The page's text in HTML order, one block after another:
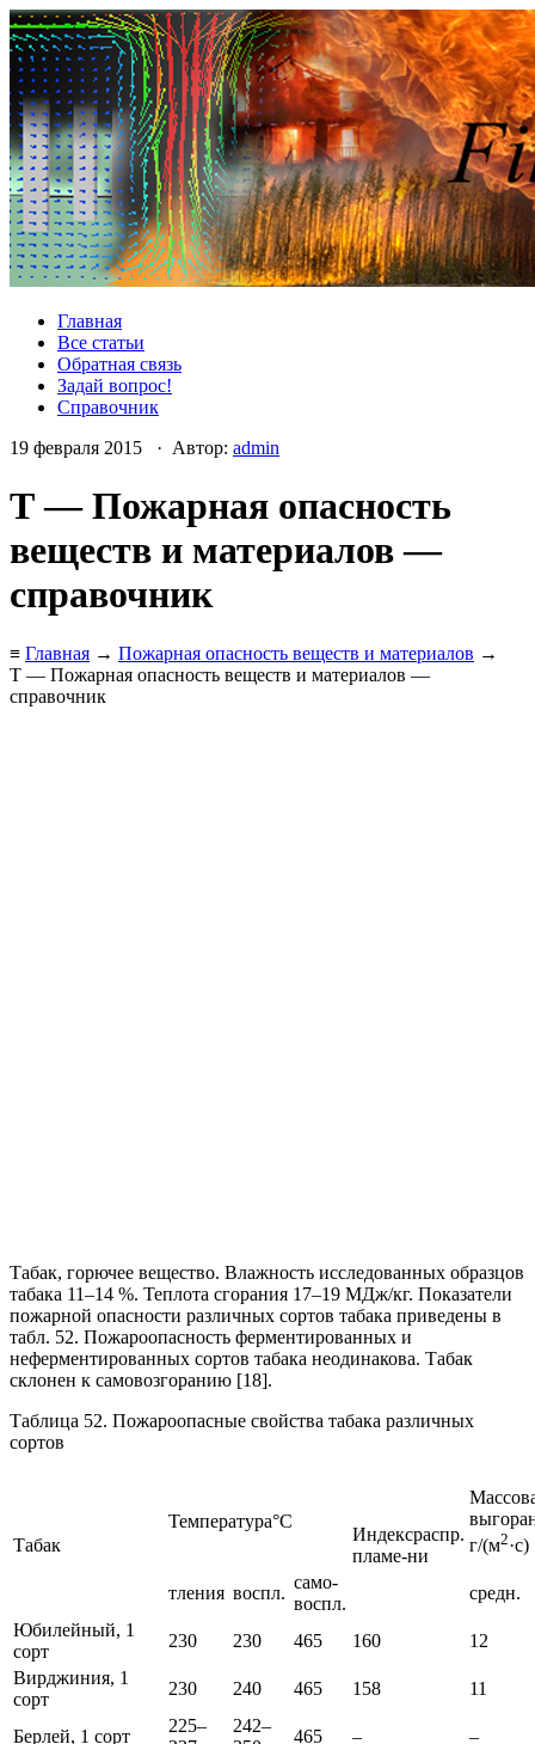
Главная
Все статьи
Обратная связь
Задай вопрос!
Справочник
19 февраля 2015 · Автор: admin
Т — Пожарная опасность
веществ и материалов —
справочник
≡ Главная → Пожарная опасность веществ и материалов →
Т — Пожарная опасность веществ и материалов —
справочник
Табак, горючее вещество. Влажность исследованных образцов
табака 11–14 %. Теплота сгорания 17–19 МДж/кг. Показатели
пожарной опасности различных сортов табака приведены в
табл. 52. Пожароопасность ферментированных и
неферментированных сортов табака неодинакова. Табак
склонен к самовозгоранию [18].
Таблица 52. Пожароопасные свойства табака различных
сортов
Табак
Температура°С
Индексраспр.
пламе-ни
г/(м2·с)
тления воспл.
само-
воспл.
средн.
Юбилейный, 1
сорт
230 230 465 160
12
Вирджиния, 1
сорт
230 240 465 158 11
Берлей, 1 сорт
225–
242–
465 –
–